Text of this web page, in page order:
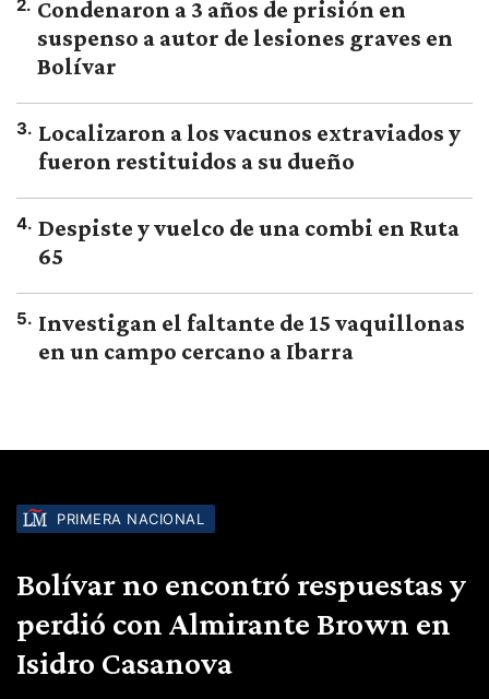
2. Condenaron a 3 años de prisión en
suspenso a autor de lesiones graves en
Bolívar
3. Localizaron a los vacunos extraviados y
fueron restituidos a su dueño
4. Despiste y vuelco de una combi en Ruta
65
5. Investigan el faltante de 15 vaquillonas
en un campo cercano a Ibarra
PRIMERA NACIONAL
Bolívar no encontró respuestas y
perdió con Almirante Brown en
Isidro Casanova